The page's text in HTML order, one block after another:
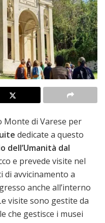
Monte di Varese per
dedicate a questo
dell’Umanità dal
e prevede visite nel
avvicinamento a
anche all’interno
visite sono gestite da
che gestisce i musei